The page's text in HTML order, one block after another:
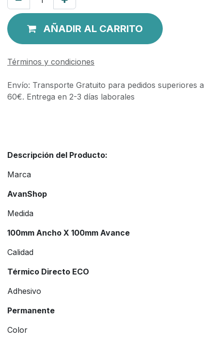
AÑADIR AL CARRITO
Términos y condiciones
Envío: Transporte Gratuito para pedidos superiores a
60€. Entrega en 2-3 días laborales
Descripción del Producto:
Marca
AvanShop
Medida
100mm Ancho X 100mm Avance
Calidad
Térmico Directo ECO
Adhesivo
Permanente
Color